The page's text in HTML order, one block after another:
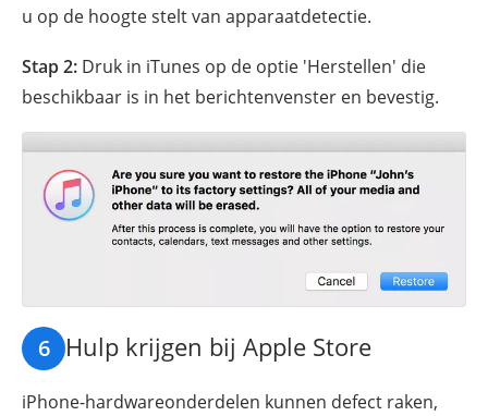
u op de hoogte stelt van apparaatdetectie.
Stap 2: Druk in iTunes op de optie 'Herstellen' die
beschikbaar is in het berichtenvenster en bevestig.
6 Hulp krijgen bij Apple Store
iPhone-hardwareonderdelen kunnen defect raken,